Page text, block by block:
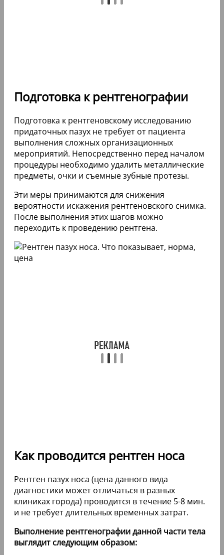
Подготовка к рентгенографии
Подготовка к рентгеновскому исследованию
придаточных пазух не требует от пациента
выполнения сложных организационных
мероприятий. Непосредственно перед началом
процедуры необходимо удалить металлические
предметы, очки и съемные зубные протезы.
Эти меры принимаются для снижения
вероятности искажения рентгеновского снимка.
После выполнения этих шагов можно
переходить к проведению рентгена.
Как проводится рентген носа
Рентген пазух носа (цена данного вида
диагностики может отличаться в разных
клиниках города) проводится в течение 5-8 мин.
и не требует длительных временных затрат.
Выполнение рентгенографии данной части тела
выглядит следующим образом: